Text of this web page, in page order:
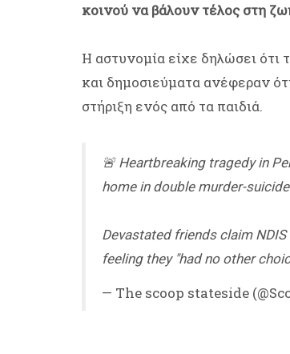
κοινού να βάλουν τέλος στη
Η αστυνομία είχε δηλώσει ότι
και δημοσιεύματα ανέφεραν
στήριξη ενός από τα παιδιά.
🚨 Heartbreaking tragedy in
home in double murder-
Devastated friends claim
feeling they "had no other
— The scoop stateside